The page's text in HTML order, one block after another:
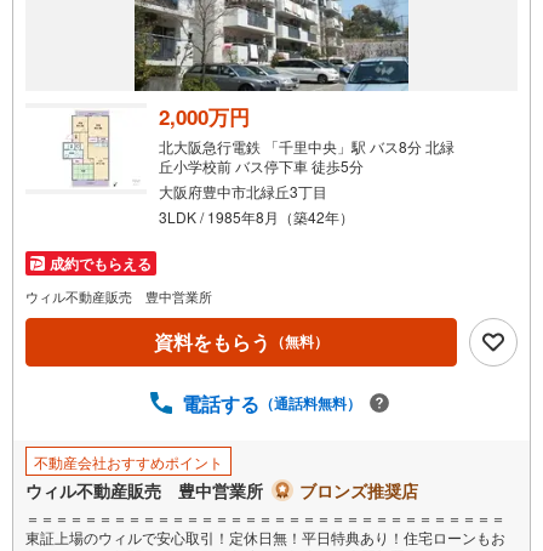
イ
ペ
ー
す
る
2,000万円
北大阪急行電鉄 「千里中央」駅 バス8分 北緑
丘小学校前 バス停下車 徒歩5分
大阪府豊中市北緑丘3丁目
3LDK / 1985年8月（築42年）
成約でもらえる
ウィル不動産販売 豊中営業所
資料をもらう （無料）
電話する （通話料無料）
不動産会社おすすめポイント
ウィル不動産販売 豊中営業所 ブロンズ推奨店
＝＝＝＝＝＝＝＝＝＝＝＝＝＝＝＝＝＝＝＝＝＝＝＝＝＝＝＝＝＝＝＝＝
東証上場のウィルで安心取引！定休日無！平日特典あり！住宅ローンもお